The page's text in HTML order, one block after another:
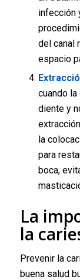
infección
del canal
espacio
cuando
diente y
la
para
boca,
La
la
Prevenir la
buena salud